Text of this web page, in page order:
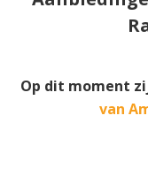
Op dit moment
van